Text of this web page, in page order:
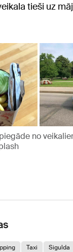
tieši uz
no
Taxi Sigulda